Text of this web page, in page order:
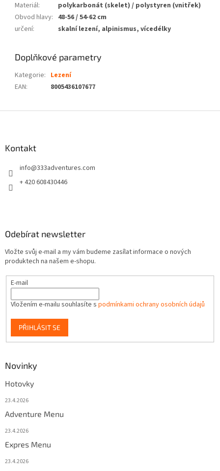
Materiál:
polykarbonát (skelet) / polystyren (vnitřek)
Obvod hlavy: 48-56 / 54-62 cm
určení: skalní lezení, alpinismus, vícedélky
Doplňkové parametry
Kategorie: Lezení
EAN: 8005436107677
Kontakt
info@333adventures.com
+ 420 608430446
Odebírat newsletter
Vložte svůj e-mail a my vám budeme zasílat informace o nových
produktech na našem e-shopu.
E-mail
Vložením e-mailu souhlasíte s podmínkami ochrany osobních údajů
PŘIHLÁSIT SE
Novinky
Hotovky
23.4.2026
Adventure Menu
23.4.2026
Expres Menu
23.4.2026